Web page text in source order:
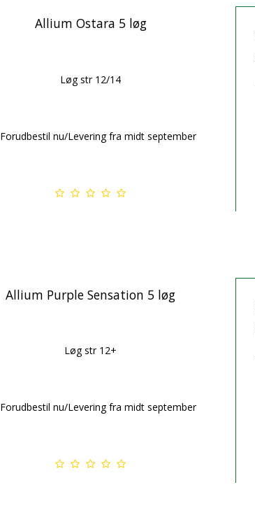
Allium Ostara 5 løg
Løg str 12/14
Forudbestil nu/Levering fra midt september
Allium Purple Sensation 5 løg
Løg str 12+
Forudbestil nu/Levering fra midt september